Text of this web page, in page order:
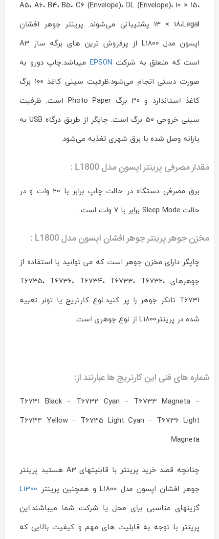
A5، A6، B4، B5، C6 (Envelope)، DL (Envelope)، 10 × 15،
13 × 18،Legal پشتیبانی می‌شوند. پرینتر جوهر افشان
اپسون مدل L1800 از پرفروش ترین های برگه ساز A3
است که متعلق به شرکت EPSON میباشد.چاپ دورو به
صورت دستی انجام می‌شود.ظرفیت سینی کاغذ 100 برگ
کاغذ استاندارد و 30 برگ Photo Paper است. ظرفیت
سینی خروجی 50 برگ است. چاپگر از طریق درگاه USB به
یارانه وصل شده با برق شهری تغذیه می‌شود.
مقدار مصرفی پرينتر اپسون مدل L1800 :
برق مصرفی دستگاه در حالت چاپ برابر با 20 وات و در
حالت Sleep Mode برابر با 7 وات است.
مخزن جوهر پرينتر جوهر افشان اپسون مدل L1800 :
چاپگر دارای مخزن جوهر است که می توانید با استفاده از
جوهرهای T6735، T6736، T6734، T6733، T6732،
T6731 تانکر جوهر را پر کنید.نوع کارتریج یا تونر تعبیه
شده در پرینترL1800 از نوع جوهری است.
شماره های فنی این کارتریج ها عبارتند از:
T6731 Black – T6732 Cyan – T6733 Magneta –
T6734 Yellow – T6735 Light Cyan – T6736 Light
Magneta
چنانچه قصد خرید پرینتر با قابلیتهای A3 هستید پرينتر
جوهر افشان اپسون مدل L1800 و همچنین پرینتر
گزینهای مناسبی برای محل یا شرکت شما میباشند.این
پرینتر با توجه به قابلیت های مهم و کیفیت بالایی که